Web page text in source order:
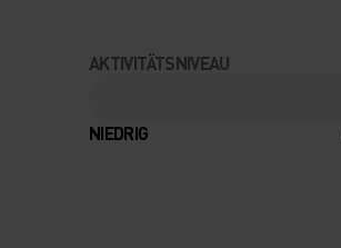
AKTIVITÄTSNIVEAU
NIEDRIG